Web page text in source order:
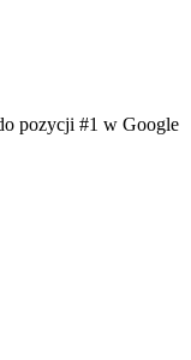
pozycji #1 w Google